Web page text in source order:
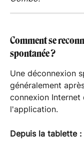
Comment se
spontanée ?
Une déconnexion
généralement
connexion Internet
l'application.
Depuis la tablette :